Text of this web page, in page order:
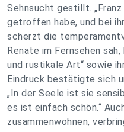
Sehnsucht gestillt.
getroffen habe, und bei
scherzt die
Renate im Fernsehen
und rustikale Art“ sowie
Eindruck bestätigte sich
„In der Seele ist sie
es ist einfach schön.“
zusammenwohnen,